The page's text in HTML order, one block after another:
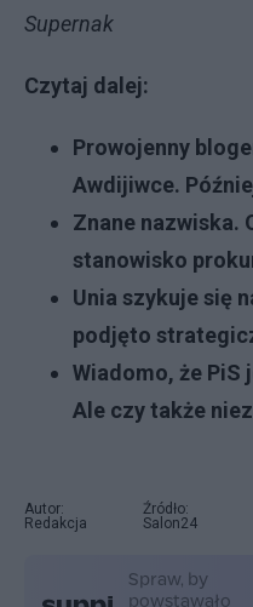
Supernak
Czytaj dalej:
Prowojenny
Awdijiwce.
Znane nazwiska.
stanowisko
Unia szykuje się
podjęto
Wiadomo, że PiS
Ale czy także
Autor:
Redakcja
Źródło:
Salon24